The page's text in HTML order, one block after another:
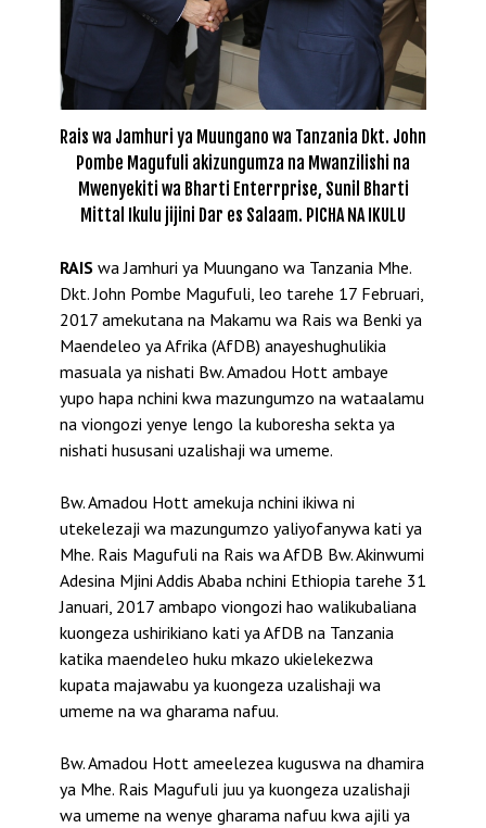
Rais wa Jamhuri ya Muungano wa Tanzania Dkt. John
Pombe Magufuli akizungumza na Mwanzilishi na
Mwenyekiti wa Bharti Enterrprise, Sunil Bharti
Mittal Ikulu jijini Dar es Salaam. PICHA NA IKULU
RAIS wa Jamhuri ya Muungano wa Tanzania Mhe.
Dkt. John Pombe Magufuli, leo tarehe 17 Februari,
2017 amekutana na Makamu wa Rais wa Benki ya
Maendeleo ya Afrika (AfDB) anayeshughulikia
masuala ya nishati Bw. Amadou Hott ambaye
yupo hapa nchini kwa mazungumzo na wataalamu
na viongozi yenye lengo la kuboresha sekta ya
nishati hususani uzalishaji wa umeme.
Bw. Amadou Hott amekuja nchini ikiwa ni
utekelezaji wa mazungumzo yaliyofanywa kati ya
Mhe. Rais Magufuli na Rais wa AfDB Bw. Akinwumi
Adesina Mjini Addis Ababa nchini Ethiopia tarehe 31
Januari, 2017 ambapo viongozi hao walikubaliana
kuongeza ushirikiano kati ya AfDB na Tanzania
katika maendeleo huku mkazo ukielekezwa
kupata majawabu ya kuongeza uzalishaji wa
umeme na wa gharama nafuu.
Bw. Amadou Hott ameelezea kuguswa na dhamira
ya Mhe. Rais Magufuli juu ya kuongeza uzalishaji
wa umeme na wenye gharama nafuu kwa ajili ya